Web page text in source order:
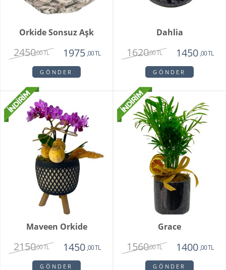
Orkide Sonsuz Aşk
2450,00 TL 1975 ,00 TL
GÖNDER
Dahlia
1620,00 TL 1450 ,00 TL
GÖNDER
Maveen Orkide
2150,00 TL 1450 ,00 TL
GÖNDER
Grace
1560,00 TL 1400 ,00 TL
GÖNDER